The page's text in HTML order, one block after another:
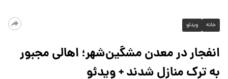
خانه ویدئو
انفجار در معدن مشگین‌شهر؛ اهالی مجبور
به ترک منازل شدند + ویدئو